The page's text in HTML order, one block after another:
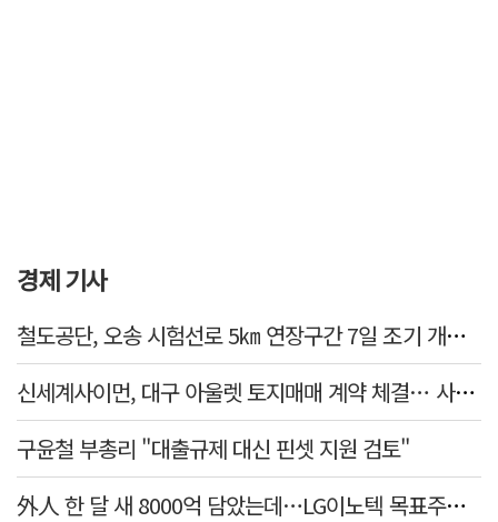
경제 기사
철도공단, 오송 시험선로 5㎞ 연장구간 7일 조기 개통…LA 메트로 사업 지원
신세계사이먼, 대구 아울렛 토지매매 계약 체결… 사업 본궤도
구윤철 부총리 "대출규제 대신 핀셋 지원 검토"
外人 한 달 새 8000억 담았는데…LG이노텍 목표주가는 왜 엇갈릴까